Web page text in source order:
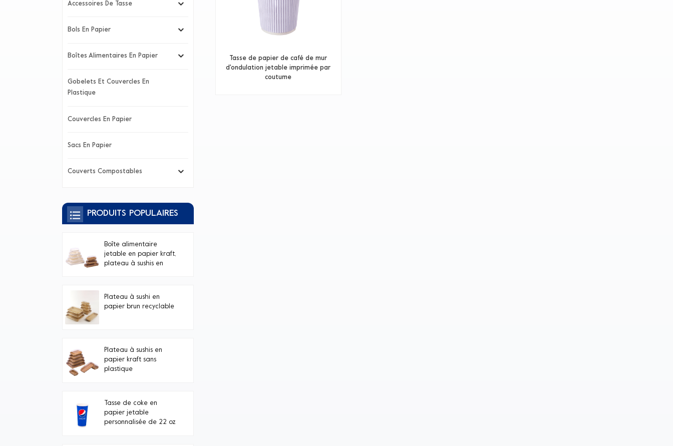
Tasse de papier de café de mur
d'ondulation jetable imprimée par
coutume
Accessoires De Tasse
Bols En Papier
Boîtes Alimentaires En Papier
Gobelets Et Couvercles En
Plastique
Couvercles En Papier
Sacs En Papier
Couverts Compostables
PRODUITS POPULAIRES
Boîte alimentaire
jetable en papier kraft,
plateau à sushis en
Plateau à sushi en
papier brun recyclable
Plateau à sushis en
papier kraft sans
plastique
Tasse de coke en
papier jetable
personnalisée de 22 oz